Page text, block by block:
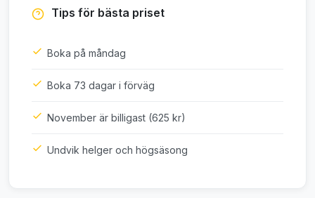
Tips för bästa priset
Boka på måndag
Boka 73 dagar i förväg
November är billigast (625 kr)
Undvik helger och högsäsong